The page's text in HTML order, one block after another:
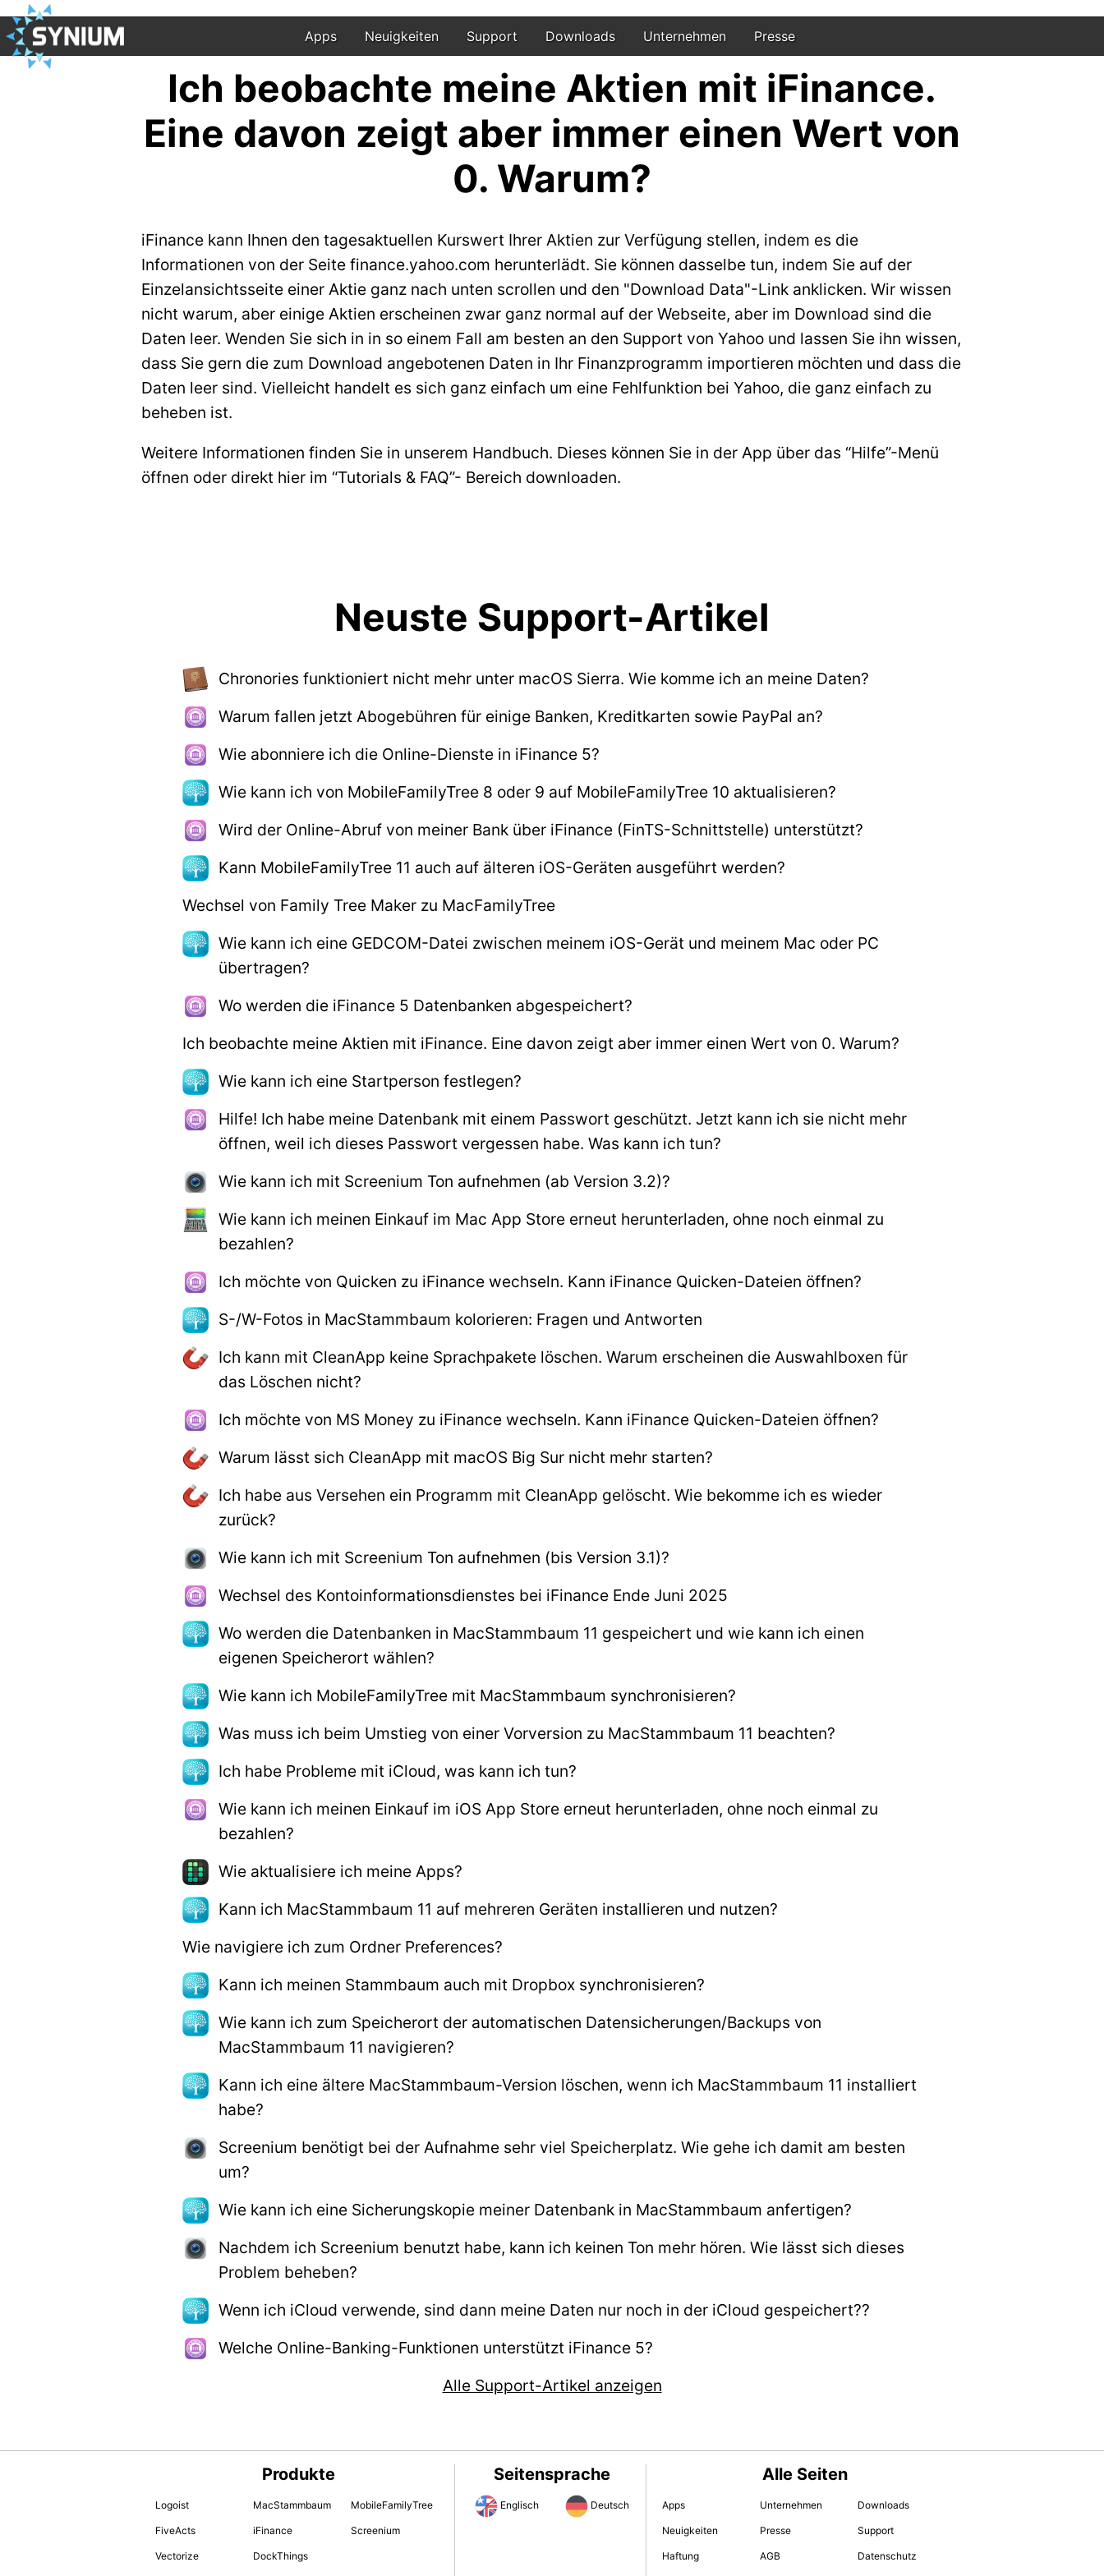
Apps Neuigkeiten Support Downloads Unternehmen Presse
Ich beobachte meine Aktien mit iFinance.
Eine davon zeigt aber immer einen Wert von
0. Warum?
iFinance kann Ihnen den tagesaktuellen Kurswert Ihrer Aktien zur Verfügung stellen, indem es die
Informationen von der Seite finance.yahoo.com herunterlädt. Sie können dasselbe tun, indem Sie auf der
Einzelansichtsseite einer Aktie ganz nach unten scrollen und den "Download Data"-Link anklicken. Wir wissen
nicht warum, aber einige Aktien erscheinen zwar ganz normal auf der Webseite, aber im Download sind die
Daten leer. Wenden Sie sich in in so einem Fall am besten an den Support von Yahoo und lassen Sie ihn wissen,
dass Sie gern die zum Download angebotenen Daten in Ihr Finanzprogramm importieren möchten und dass die
Daten leer sind. Vielleicht handelt es sich ganz einfach um eine Fehlfunktion bei Yahoo, die ganz einfach zu
beheben ist.
Weitere Informationen finden Sie in unserem Handbuch. Dieses können Sie in der App über das “Hilfe”-Menü
öffnen oder direkt hier im “Tutorials & FAQ”- Bereich downloaden.
Neuste Support-Artikel
Chronories funktioniert nicht mehr unter macOS Sierra. Wie komme ich an meine Daten?
Warum fallen jetzt Abogebühren für einige Banken, Kreditkarten sowie PayPal an?
Wie abonniere ich die Online-Dienste in iFinance 5?
Wie kann ich von MobileFamilyTree 8 oder 9 auf MobileFamilyTree 10 aktualisieren?
Wird der Online-Abruf von meiner Bank über iFinance (FinTS-Schnittstelle) unterstützt?
Kann MobileFamilyTree 11 auch auf älteren iOS-Geräten ausgeführt werden?
Wechsel von Family Tree Maker zu MacFamilyTree
Wie kann ich eine GEDCOM-Datei zwischen meinem iOS-Gerät und meinem Mac oder PC
übertragen?
Wo werden die iFinance 5 Datenbanken abgespeichert?
Ich beobachte meine Aktien mit iFinance. Eine davon zeigt aber immer einen Wert von 0. Warum?
Wie kann ich eine Startperson festlegen?
Hilfe! Ich habe meine Datenbank mit einem Passwort geschützt. Jetzt kann ich sie nicht mehr
öffnen, weil ich dieses Passwort vergessen habe. Was kann ich tun?
Wie kann ich mit Screenium Ton aufnehmen (ab Version 3.2)?
Wie kann ich meinen Einkauf im Mac App Store erneut herunterladen, ohne noch einmal zu
bezahlen?
Ich möchte von Quicken zu iFinance wechseln. Kann iFinance Quicken-Dateien öffnen?
S-/W-Fotos in MacStammbaum kolorieren: Fragen und Antworten
Ich kann mit CleanApp keine Sprachpakete löschen. Warum erscheinen die Auswahlboxen für
das Löschen nicht?
Ich möchte von MS Money zu iFinance wechseln. Kann iFinance Quicken-Dateien öffnen?
Warum lässt sich CleanApp mit macOS Big Sur nicht mehr starten?
Ich habe aus Versehen ein Programm mit CleanApp gelöscht. Wie bekomme ich es wieder
zurück?
Wie kann ich mit Screenium Ton aufnehmen (bis Version 3.1)?
Wechsel des Kontoinformationsdienstes bei iFinance Ende Juni 2025
Wo werden die Datenbanken in MacStammbaum 11 gespeichert und wie kann ich einen
eigenen Speicherort wählen?
Wie kann ich MobileFamilyTree mit MacStammbaum synchronisieren?
Was muss ich beim Umstieg von einer Vorversion zu MacStammbaum 11 beachten?
Ich habe Probleme mit iCloud, was kann ich tun?
Wie kann ich meinen Einkauf im iOS App Store erneut herunterladen, ohne noch einmal zu
bezahlen?
Wie aktualisiere ich meine Apps?
Kann ich MacStammbaum 11 auf mehreren Geräten installieren und nutzen?
Wie navigiere ich zum Ordner Preferences?
Kann ich meinen Stammbaum auch mit Dropbox synchronisieren?
Wie kann ich zum Speicherort der automatischen Datensicherungen/Backups von
MacStammbaum 11 navigieren?
Kann ich eine ältere MacStammbaum-Version löschen, wenn ich MacStammbaum 11 installiert
habe?
Screenium benötigt bei der Aufnahme sehr viel Speicherplatz. Wie gehe ich damit am besten
um?
Wie kann ich eine Sicherungskopie meiner Datenbank in MacStammbaum anfertigen?
Nachdem ich Screenium benutzt habe, kann ich keinen Ton mehr hören. Wie lässt sich dieses
Problem beheben?
Wenn ich iCloud verwende, sind dann meine Daten nur noch in der iCloud gespeichert??
Welche Online-Banking-Funktionen unterstützt iFinance 5?
Alle Support-Artikel anzeigen
Produkte
Logoist MacStammbaum MobileFamilyTree
FiveActs iFinance Screenium
Vectorize DockThings
Seitensprache
Englisch Deutsch
Alle Seiten
Apps Unternehmen Downloads
Neuigkeiten Presse Support
Haftung AGB Datenschutz